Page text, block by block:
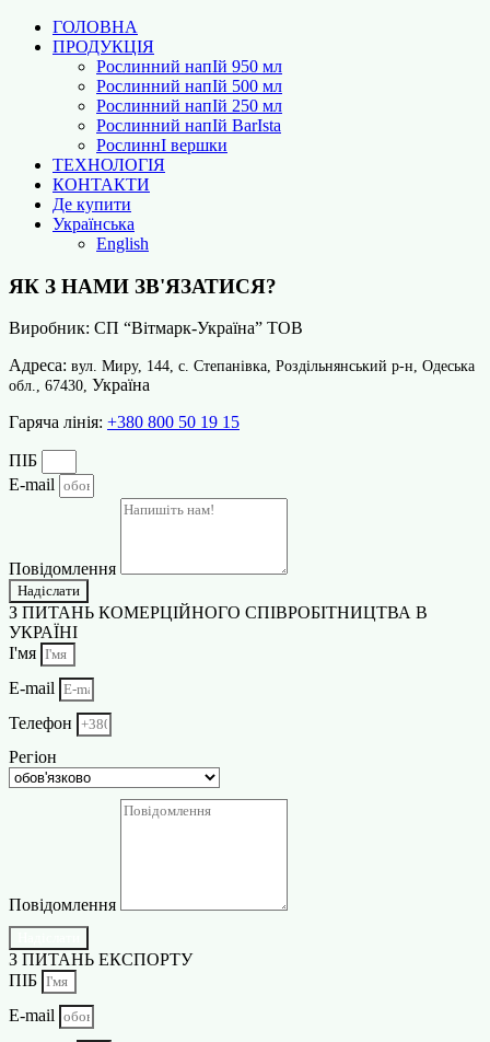
ГОЛОВНА
ПРОДУКЦІЯ
Рослинний напІй 950 мл
Рослинний напІй 500 мл
Рослинний напІй 250 мл
Рослинний напІй BarІsta
РослиннІ вершки
ТЕХНОЛОГІЯ
КОНТАКТИ
Де купити
Українська
English
ЯК З НАМИ ЗВ'ЯЗАТИСЯ?
Виробник: СП “Вітмарк-Україна” ТОВ
Адреса: вул. Миру, 144, с. Степанівка, Роздільнянський р-н, Одеська
обл., 67430, Україна
Гаряча лінія: +380 800 50 19 15
ПІБ
E-mail
Повідомлення
Надіслати
З ПИТАНЬ КОМЕРЦІЙНОГО СПІВРОБІТНИЦТВА В
УКРАЇНІ
І'мя
E-mail
Телефон
Регіон
Повідомлення
З ПИТАНЬ ЕКСПОРТУ
ПІБ
E-mail